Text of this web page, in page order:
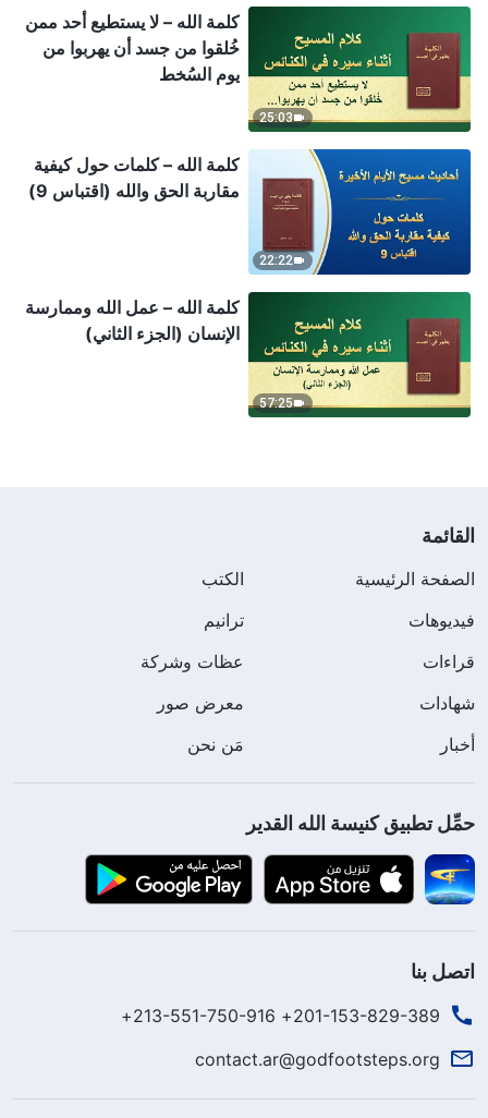
25:03
كلمة الله – لا يستطيع أحد ممن
خُلقوا من جسد أن يهربوا من
يوم السُخط
22:22
كلمة الله – كلمات حول كيفية
مقاربة الحق والله (اقتباس 9)
57:25
كلمة الله – عمل الله وممارسة
الإنسان (الجزء الثاني)
القائمة
الصفحة الرئيسية
الكتب
فيديوهات
ترانيم
قراءات
عظات وشركة
شهادات
معرض صور
أخبار
مَن نحن
حمِّل تطبيق كنيسة الله القدير
اتصل بنا
201-153-829-389+ 213-551-750-916+
contact.ar@godfootsteps.org